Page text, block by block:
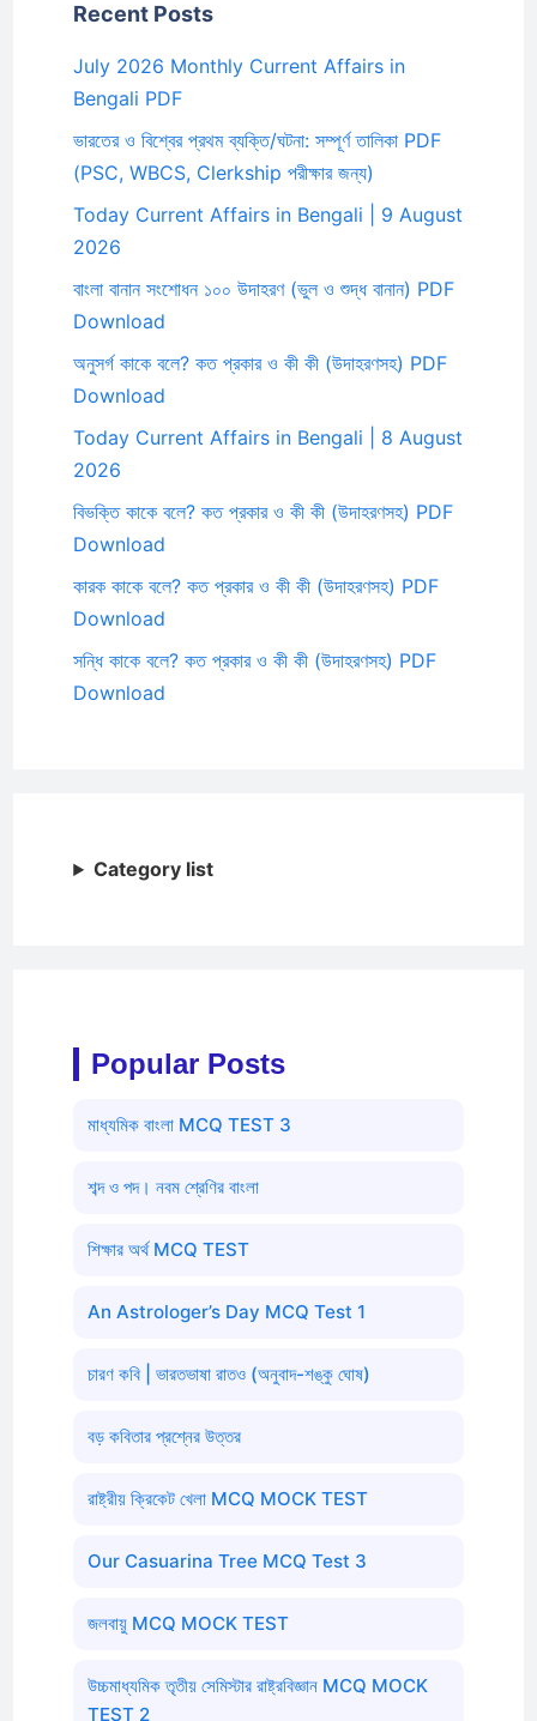
Recent Posts
July 2026 Monthly Current Affairs in
Bengali PDF
ভারতের ও বিশ্বের প্রথম ব্যক্তি/ঘটনা: সম্পূর্ণ তালিকা PDF
(PSC, WBCS, Clerkship পরীক্ষার জন্য)
Today Current Affairs in Bengali | 9 August
2026
বাংলা বানান সংশোধন ১০০ উদাহরণ (ভুল ও শুদ্ধ বানান) PDF
Download
অনুসর্গ কাকে বলে? কত প্রকার ও কী কী (উদাহরণসহ) PDF
Download
Today Current Affairs in Bengali | 8 August
2026
বিভক্তি কাকে বলে? কত প্রকার ও কী কী (উদাহরণসহ) PDF
Download
কারক কাকে বলে? কত প্রকার ও কী কী (উদাহরণসহ) PDF
Download
সন্ধি কাকে বলে? কত প্রকার ও কী কী (উদাহরণসহ) PDF
Download
Category list
Popular Posts
মাধ্যমিক বাংলা MCQ TEST 3
শব্দ ও পদ। নবম শ্রেণির বাংলা
শিক্ষার অর্থ MCQ TEST
An Astrologer’s Day MCQ Test 1
চারণ কবি | ভারতভাষা রাতও (অনুবাদ-শঙ্কু ঘোষ)
বড় কবিতার প্রশ্নের উত্তর
রাষ্ট্রীয় ক্রিকেট খেলা MCQ MOCK TEST
Our Casuarina Tree MCQ Test 3
জলবায়ু MCQ MOCK TEST
উচ্চমাধ্যমিক তৃতীয় সেমিস্টার রাষ্ট্রবিজ্ঞান MCQ MOCK
TEST 2